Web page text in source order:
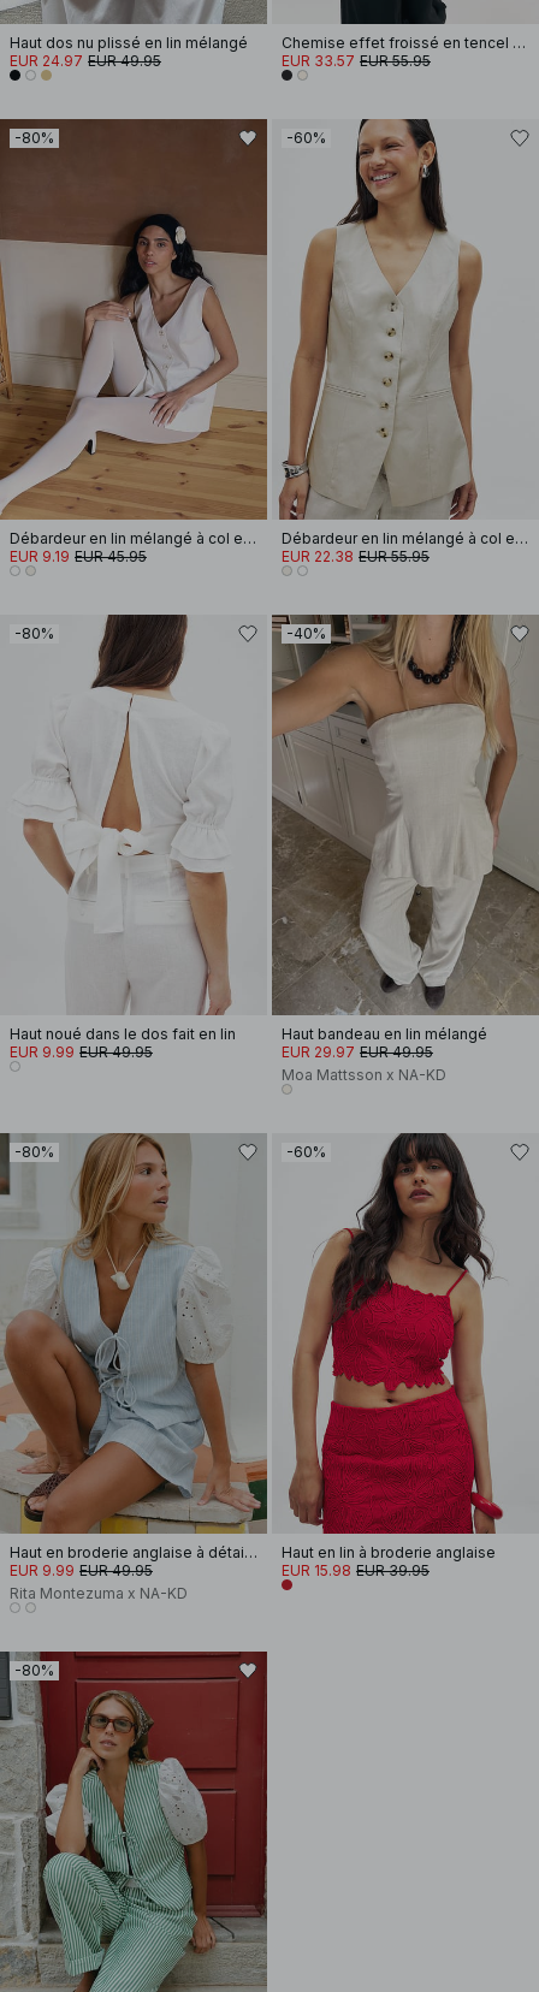
Haut dos nu plissé en lin mélangé
EUR 24.97 EUR 49.95
Chemise effet froissé en tencel mélangé
EUR 33.57 EUR 55.95
-80%
Débardeur en lin mélangé à col en V
EUR 9.19 EUR 45.95
-60%
Débardeur en lin mélangé à col en V
EUR 22.38 EUR 55.95
-80%
Haut noué dans le dos fait en lin
EUR 9.99 EUR 49.95
-40%
Haut bandeau en lin mélangé
EUR 29.97 EUR 49.95
Moa Mattsson x NA-KD
-80%
Haut en broderie anglaise à détail noué
EUR 9.99 EUR 49.95
Rita Montezuma x NA-KD
-60%
Haut en lin à broderie anglaise
EUR 15.98 EUR 39.95
-80%